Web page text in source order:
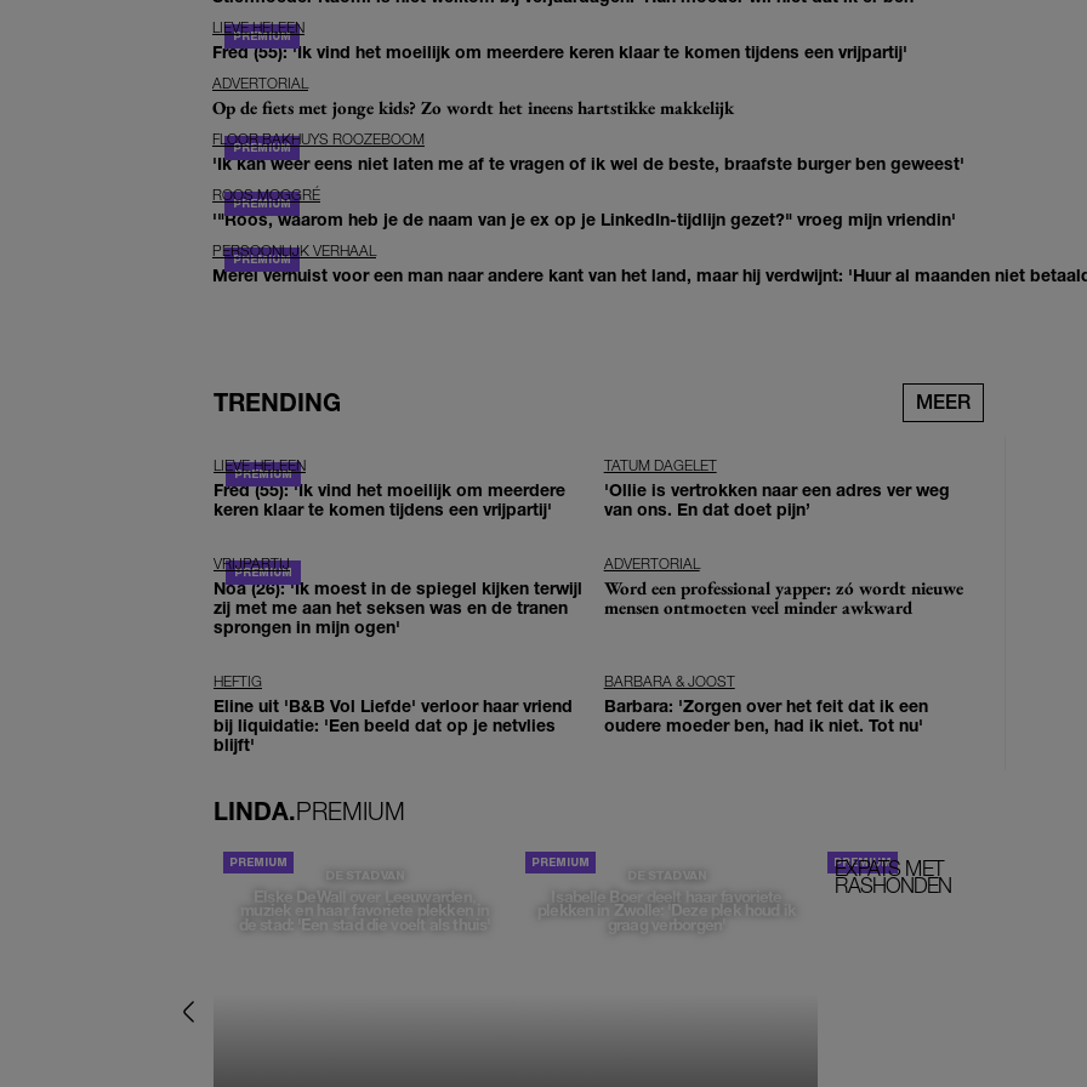
LIEVE HELEEN
Fred (55): 'Ik vind het moeilijk om meerdere keren klaar te komen tijdens een vrijpartij'
ADVERTORIAL
Op de fiets met jonge kids? Zo wordt het ineens hartstikke makkelijk
FLOOR BAKHUYS ROOZEBOOM
'Ik kan weer eens niet laten me af te vragen of ik wel de beste, braafste burger ben geweest'
ROOS MOGGRÉ
'"Roos, waarom heb je de naam van je ex op je LinkedIn-tijdlijn gezet?" vroeg mijn vriendin'
PERSOONLIJK VERHAAL
Merel verhuist voor een man naar andere kant van het land, maar hij verdwijnt: 'Huur al maanden niet
TRENDING MEER
LIEVE HELEEN
Fred (55): 'Ik vind het moeilijk om meerdere
keren klaar te komen tijdens een vrijpartij'
TATUM DAGELET
'Ollie is vertrokken naar een adres ver weg
van ons. En dat doet pijn’
VRIJPARTIJ
Noa (26): 'Ik moest in de spiegel kijken terwijl
zij met me aan het seksen was en de tranen
sprongen in mijn ogen'
ADVERTORIAL
Word een professional yapper: zó wordt nieuwe
mensen ontmoeten veel minder awkward
HEFTIG
Eline uit 'B&B Vol Liefde' verloor haar vriend
bij liquidatie: 'Een beeld dat op je netvlies
blijft'
BARBARA & JOOST
Barbara: 'Zorgen over het feit dat ik een
oudere moeder ben, had ik niet. Tot nu'
LINDA.PREMIUM
DE STAD VAN
Elske DeWall over Leeuwarden,
muziek en haar favoriete plekken in
de stad: 'Een stad die voelt als thuis'
DE STAD VAN
Isabelle Boer deelt haar favoriete
plekken in Zwolle: 'Deze plek houd ik
graag verborgen'
EXPATS MET
RASHONDEN